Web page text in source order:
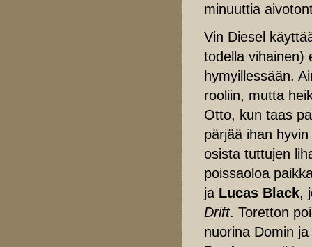
minuuttia
Vin Diesel
todella vihainen)
hymyillessään.
rooliin, mutta
Otto, kun taas
pärjää ihan
osista tuttujen
poissaoloa
ja Lucas Black,
Drift. Toretton
nuorina Domin